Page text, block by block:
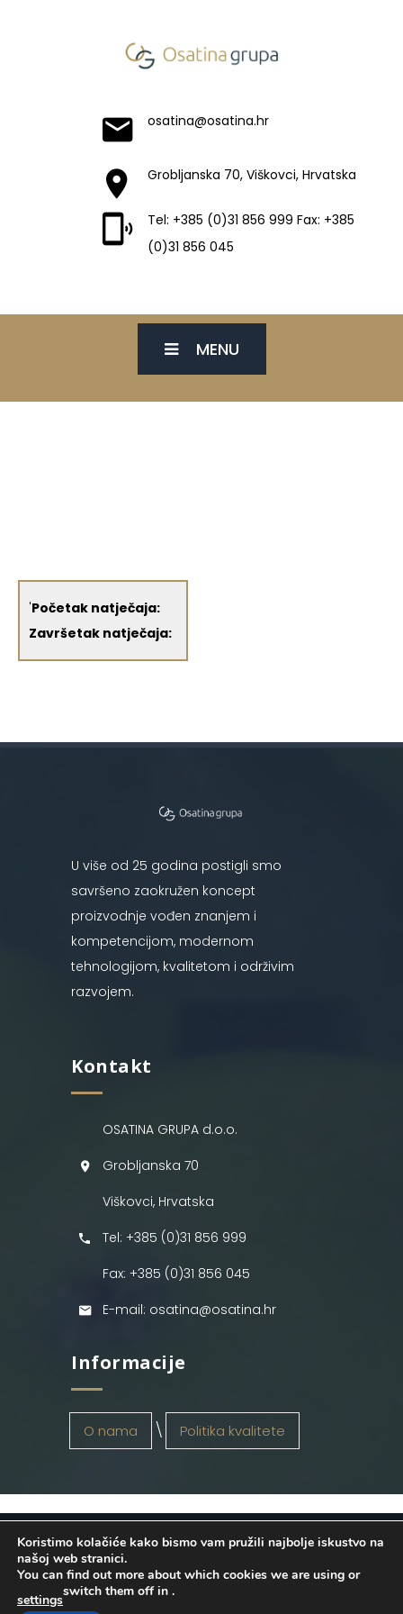
osatina@osatina.hr
Grobljanska 70, Viškovci, Hrvatska
Tel: +385 (0)31 856 999 Fax: +385
(0)31 856 045
MENU
'Početak natječaja:
Završetak natječaja:
U više od 25 godina postigli smo
savršeno zaokružen koncept
proizvodnje vođen znanjem i
kompetencijom, modernom
tehnologijom, kvalitetom i održivim
razvojem.
Kontakt
OSATINA GRUPA d.o.o.
Grobljanska 70
Viškovci, Hrvatska
Tel: +385 (0)31 856 999
Fax: +385 (0)31 856 045
E-mail: osatina@osatina.hr
Informacije
O nama Politika kvalitete
OSATINA GRUPA d.o.o. 2026
. Configured
byINFOS Osijek. Sva prava pridržana.
Koristimo kolačiće kako bismo vam pružili najbolje iskustvo na
našoj web stranici.
You can find out more about which cookies we are using or
switch them off in
settings
.